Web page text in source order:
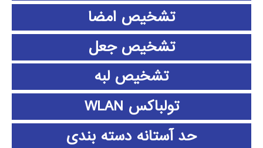
تشخیص امضا
تشخیص جعل
تشخیص لبه
تولباکس WLAN
حد آستانه دسته بندی